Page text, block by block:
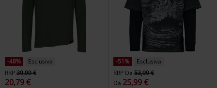
-48%
Esclusiva
RRP39,99 €
20,79 €
-51%
Esclusiva
RRP Da 53,99 €
Da 25,99 €